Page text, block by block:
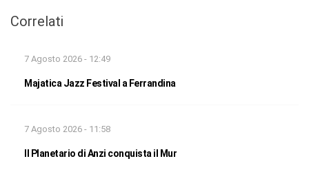
Correlati
7 Agosto 2026 - 12:49
Majatica Jazz Festival a Ferrandina
7 Agosto 2026 - 11:58
Il Planetario di Anzi conquista il Mur